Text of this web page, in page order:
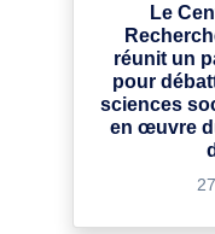
Le
réunit un
pour
sciences
en œuvre